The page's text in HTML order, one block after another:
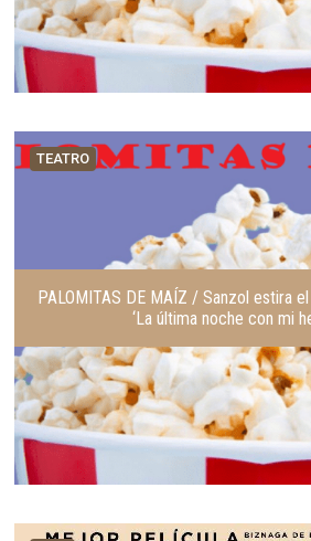
TEATRO
PALOMITAS DE MAÍZ / Sanzol estira
‘La última noche con mi